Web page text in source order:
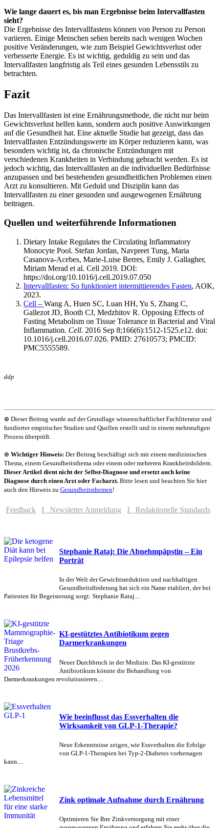
Wie lange dauert es, bis man Ergebnisse beim Intervallfasten
sieht?
Die Ergebnisse des Intervallfastens können von Person zu Person
variieren. Einige Menschen sehen bereits nach wenigen Wochen
positive Veränderungen, wie zum Beispiel Gewichtsverlust oder
verbesserte Energie. Es ist wichtig, geduldig zu sein und das
Intervallfasten langfristig als Teil eines gesunden Lebensstils zu
betrachten.
Fazit
Das Intervallfasten ist eine Ernährungsmethode, die nicht nur beim
Gewichtsverlust helfen kann, sondern auch positive Auswirkungen
auf die Gesundheit hat. Eine aktuelle Studie hat gezeigt, dass das
Intervallfasten Entzündungswerte im Körper reduzieren kann, was
besonders wichtig ist, da chronische Entzündungen mit
verschiedenen Krankheiten in Verbindung gebracht werden. Es ist
jedoch wichtig, das Intervallfasten an die individuellen Bedürfnisse
anzupassen und bei bestehenden gesundheitlichen Problemen einen
Arzt zu konsultieren. Mit Geduld und Disziplin kann das
Intervallfasten zu einer gesunden und ausgewogenen Ernährung
beitragen.
Quellen und weiterführende Informationen
Dietary Intake Regulates the Circulating Inflammatory
Monocyte Pool. Stefan Jordan, Navpreet Tung, Maria
Casanova-Acebes, Marie-Luise Berres, Emily J. Gallagher,
Miriam Merad et al. Cell 2019. DOI:
https://doi.org/10.1016/j.cell.2019.07.050
Intervallfasten: So funktioniert intermittierendes Fasten, AOK,
2023.
Cell – Wang A, Huen SC, Luan HH, Yu S, Zhang C,
Gallezot JD, Booth CJ, Medzhitov R. Opposing Effects of
Fasting Metabolism on Tissue Tolerance in Bacterial and Viral
Inflammation. Cell. 2016 Sep 8;166(6):1512-1525.e12. doi:
10.1016/j.cell.2016.07.026. PMID: 27610573; PMCID:
PMC5555589.
ddp
⊕ Dieser Beitrag wurde auf der Grundlage wissenschaftlicher Fachliteratur und
fundierter empirischer Studien und Quellen erstellt und in einem mehrstufigen
Prozess überprüft.
⊕ Wichtiger Hinweis: Der Beitrag beschäftigt sich mit einem medizinischen
Thema, einem Gesundheitsthema oder einem oder mehreren Krankheitsbildern.
Dieser Artikel dient nicht der Selbst-Diagnose und ersetzt auch keine
Diagnose durch einen Arzt oder Facharzt. Bitte lesen und beachten Sie hier
auch den Hinweis zu Gesundheitsthemen!
Feedback I Newsletter Anmeldung I Redaktionelle Standards
Stephanie Rataj: Die Abnehmpäpstin – Ein
Porträt
In der Welt der Gewichtsreduktion und nachhaltigen
Gesundheitsförderung hat sich ein Name etabliert, der bei
Patienten für Begeisterung sorgt: Stephanie Rataj....
KI-gestütztes Antibiotikum gegen
Darmerkrankungen
Neuer Durchbruch in der Medizin: Das KI-gestützte
Antibiotikum könnte die Behandlung von
Darmerkrankungen revolutionieren....
Wie beeinflusst das Essverhalten die
Wirksamkeit von GLP-1-Therapie?
Neue Erkenntnisse zeigen, wie Essverhalten die Erfolge
von GLP-1-Therapien bei Typ-2-Diabetes vorhersagen
kann....
Zink optimale Aufnahme durch Ernährung
Optimieren Sie Ihre Zinkversorgung mit einer